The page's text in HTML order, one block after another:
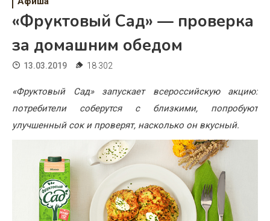
Свадьба
Жизнь
Хобби
Красота
«Фруктовый Сад» — проверка
за домашним обедом
13.03.2019 18 302
«Фруктовый Сад» запускает всероссийскую акцию:
потребители соберутся с близкими, попробуют
улучшенный сок и проверят, насколько он вкусный.